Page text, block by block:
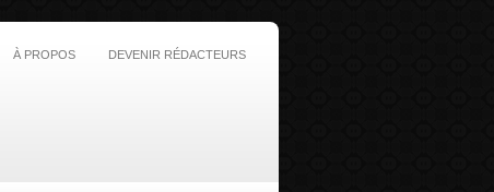
À PROPOS DEVENIR RÉDACTEURS